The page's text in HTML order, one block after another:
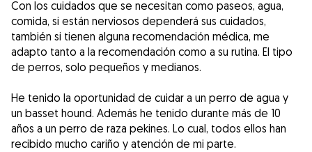
Con los cuidados que se necesitan como paseos, agua,
comida, si están nerviosos dependerá sus cuidados,
también si tienen alguna recomendación médica, me
adapto tanto a la recomendación como a su rutina. El tipo
de perros, solo pequeños y medianos.
He tenido la oportunidad de cuidar a un perro de agua y
un basset hound. Además he tenido durante más de 10
años a un perro de raza pekines. Lo cual, todos ellos han
recibido mucho cariño y atención de mi parte.